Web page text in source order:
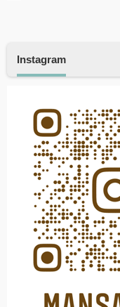
Instagram